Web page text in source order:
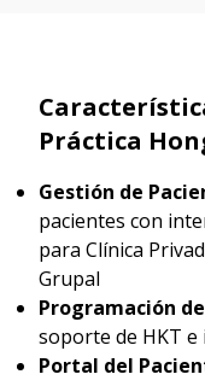
Práctica
Gestión de
pacientes con
para Clínica
Grupal
Programación
soporte de HKT
Portal del